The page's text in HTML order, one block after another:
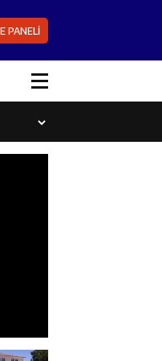
PANELİ